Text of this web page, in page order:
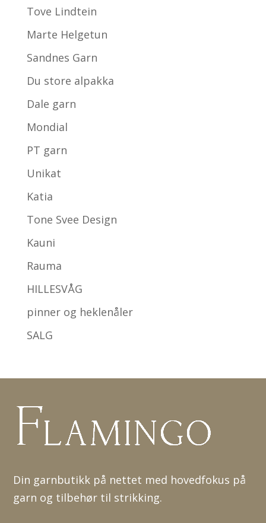
Tove Lindtein
Marte Helgetun
Sandnes Garn
Du store alpakka
Dale garn
Mondial
PT garn
Unikat
Katia
Tone Svee Design
Kauni
Rauma
HILLESVÅG
pinner og heklenåler
SALG
Din garnbutikk på nettet med hovedfokus på
garn og tilbehør til strikking.